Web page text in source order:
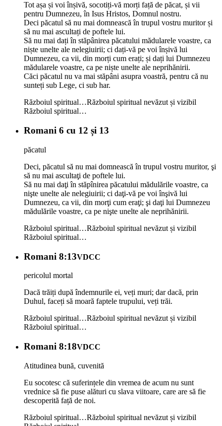
Tot așa și voi înșivă, socotiți-vă morți față de păcat, și vii
pentru Dumnezeu, în Isus Hristos, Domnul nostru.
Deci păcatul să nu mai domnească în trupul vostru muritor și
să nu mai ascultați de poftele lui.
Să nu mai dați în stăpânirea păcatului mădularele voastre, ca
niște unelte ale nelegiuirii; ci dați-vă pe voi înșivă lui
Dumnezeu, ca vii, din morți cum erați; și dați lui Dumnezeu
mădularele voastre, ca pe niște unelte ale neprihănirii.
Căci păcatul nu va mai stăpâni asupra voastră, pentru că nu
sunteți sub Lege, ci sub har.
Războiul spiritual…Războiul spiritual nevăzut și vizibil
Războiul spiritual…
Romani 6 cu 12 și 13
păcatul
Deci, păcatul să nu mai domnească în trupul vostru muritor, şi
să nu mai ascultaţi de poftele lui.
Să nu mai daţi în stăpînirea păcatului mădulările voastre, ca
nişte unelte ale nelegiuirii; ci daţi-vă pe voi înşivă lui
Dumnezeu, ca vii, din morţi cum eraţi; şi daţi lui Dumnezeu
mădulările voastre, ca pe nişte unelte ale neprihănirii.
Războiul spiritual…Războiul spiritual nevăzut și vizibil
Războiul spiritual…
Romani 8:13VDCC
pericolul mortal
Dacă trăiți după îndemnurile ei, veți muri; dar dacă, prin
Duhul, faceți să moară faptele trupului, veți trăi.
Războiul spiritual…Războiul spiritual nevăzut și vizibil
Războiul spiritual…
Romani 8:18VDCC
Atitudinea bună, cuvenită
Eu socotesc că suferințele din vremea de acum nu sunt
vrednice să fie puse alături cu slava viitoare, care are să fie
descoperită față de noi.
Războiul spiritual…Războiul spiritual nevăzut și vizibil